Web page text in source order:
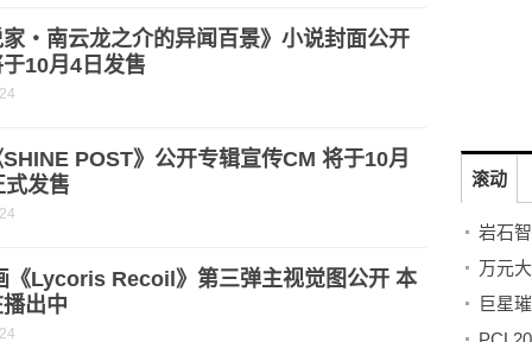
・南云龙之介的异闻百景》小说封面公开
10月4日发售
POST》公开专辑宣传CM 将于10月
式发售
《Lycoris Recoil》第三弹主视觉图公开 本
出中
滚动